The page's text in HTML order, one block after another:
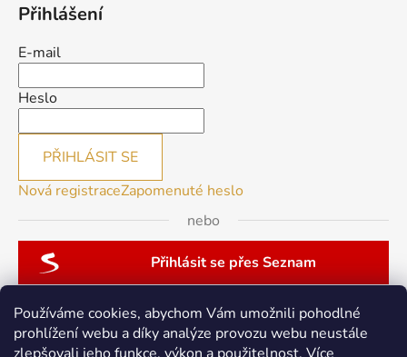
Používáme cookies, abychom Vám umožnili pohodlné
prohlížení webu a díky analýze provozu webu neustále
Přihlášení
E-mail
Heslo
PŘIHLÁSIT SE
Nová registraceZapomenuté heslo
nebo
Přihlásit se přes Seznam